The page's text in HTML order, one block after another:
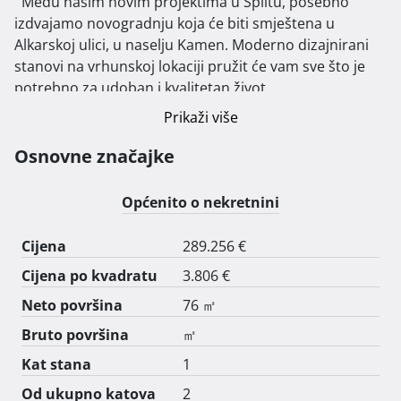
izdvajamo novogradnju koja će biti smještena u
Alkarskoj ulici, u naselju Kamen. Moderno dizajnirani
stanovi na vrhunskoj lokaciji pružit će vam sve što je
potrebno za udoban i kvalitetan život.
Osam stanova u ovoj zgradi dostupno je u različitim
četvornih metara, uključujući jednosobne, dvosobne i
trosobne stanove. Stanovi su opremljeni podzemnim
garažama ili vanjskim parkirnim mjestima.
Zgrada se nalazi u blizini svih važnih sadržaja,
uključujući shopping centre City Center One Split i Mall
of Split, kao i osnovnu školu, vrtić, crkvu, ambulantu,
ljekarnu i ostale neophodne usluge, što je čini
idealnom za obitelji, parove i pojedince.
Svi stanovi pažljivo su opremljeni, s naglaskom na
vrhunske materijale i modernu tehnologiju. Savršen su
spoj funkcionalnosti i estetike, prilagođeni svim
potrebama suvremenog života. Ako tražite moderni
Prikaži više
Osnovne značajke
Općenito o nekretnini
Cijena
289.256 €
Cijena po kvadratu
3.806 €
Neto površina
76 ㎡
Bruto površina
㎡
Kat stana
1
Od ukupno katova
2